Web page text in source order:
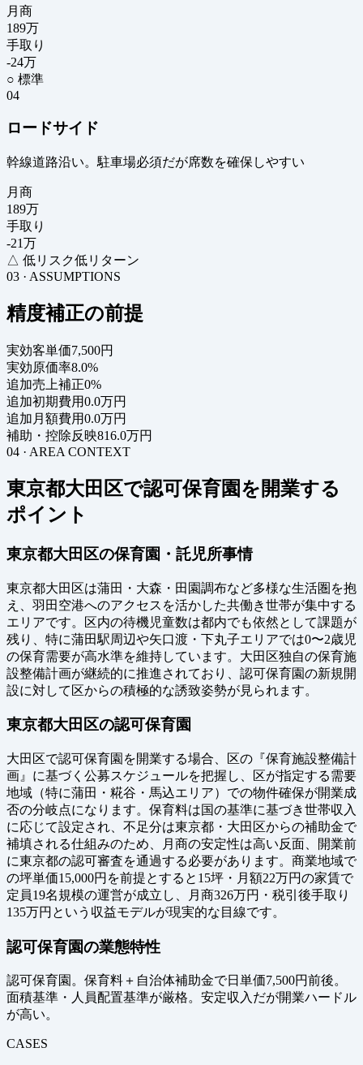
月商
189万
手取り
-24万
○ 標準
04
ロードサイド
幹線道路沿い。駐車場必須だが席数を確保しやすい
月商
189万
手取り
-21万
△ 低リスク低リターン
03 · ASSUMPTIONS
精度補正の前提
実効客単価7,500円
実効原価率8.0%
追加売上補正0%
追加初期費用0.0万円
追加月額費用0.0万円
補助・控除反映816.0万円
04 · AREA CONTEXT
東京都大田区で認可保育園を開業する
ポイント
東京都大田区の保育園・託児所事情
東京都大田区は蒲田・大森・田園調布など多様な生活圏を抱
え、羽田空港へのアクセスを活かした共働き世帯が集中する
エリアです。区内の待機児童数は都内でも依然として課題が
残り、特に蒲田駅周辺や矢口渡・下丸子エリアでは0〜2歳児
の保育需要が高水準を維持しています。大田区独自の保育施
設整備計画が継続的に推進されており、認可保育園の新規開
設に対して区からの積極的な誘致姿勢が見られます。
東京都大田区の認可保育園
大田区で認可保育園を開業する場合、区の『保育施設整備計
画』に基づく公募スケジュールを把握し、区が指定する需要
地域（特に蒲田・糀谷・馬込エリア）での物件確保が開業成
否の分岐点になります。保育料は国の基準に基づき世帯収入
に応じて設定され、不足分は東京都・大田区からの補助金で
補填される仕組みのため、月商の安定性は高い反面、開業前
に東京都の認可審査を通過する必要があります。商業地域で
の坪単価15,000円を前提とすると15坪・月額22万円の家賃で
定員19名規模の運営が成立し、月商326万円・税引後手取り
135万円という収益モデルが現実的な目線です。
認可保育園の業態特性
認可保育園。保育料＋自治体補助金で日単価7,500円前後。
面積基準・人員配置基準が厳格。安定収入だが開業ハードル
が高い。
CASES